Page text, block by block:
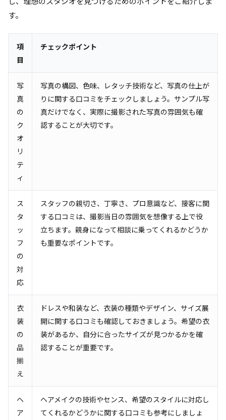
す。
項
目
チェックポイント
写
真
の
ク
オ
リ
テ
ィ
写真の構図、色味、レタッチ技術など、写真の仕上が
りに関する口コミをチェックしましょう。サンプル写
真だけでなく、実際に撮影された写真の雰囲気も確
認することが大切です。
ス
タ
ッ
フ
の
対
応
スタッフの親切さ、丁寧さ、プロ意識など、接客に関
する口コミは、撮影当日の雰囲気を想像する上で役
立ちます。親身になって相談に乗ってくれるかどうか
も重要なポイントです。
衣
装
の
品
揃
え
ドレスや和装など、衣装の種類やデザイン、サイズ展
開に関する口コミも確認しておきましょう。希望の衣
装があるか、自分に合ったサイズが見つかるかを確
認することが重要です。
ヘ
ア
ヘアメイクの技術やセンス、希望のスタイルに対応し
てくれるかどうかに関する口コミも参考にしましょ